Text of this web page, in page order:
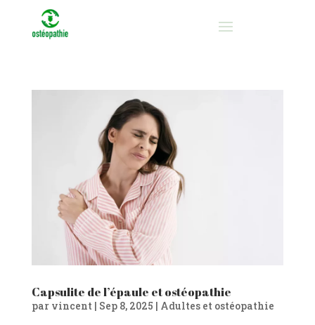
Capsulite de l’épaule et ostéopathie
par vincent | Sep 8, 2025 | Adultes et ostéopathie